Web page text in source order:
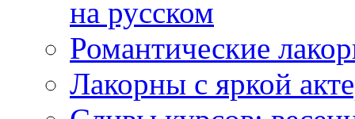
на русском
Романтические
Лакорны с яркой